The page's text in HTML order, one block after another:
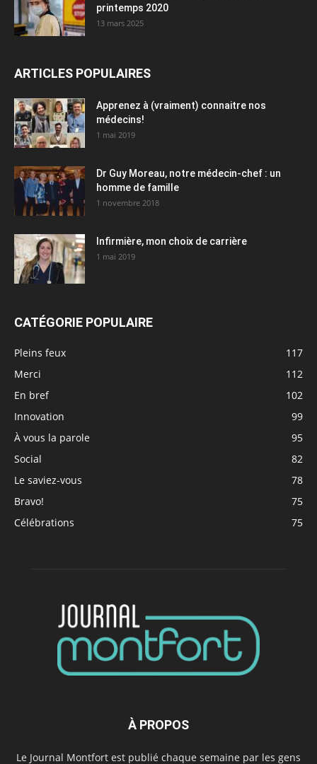
printemps 2020
13 mars 2025
ARTICLES POPULAIRES
Apprenez à (vraiment) connaitre nos
médecins!
1 mai 2019
Dr Guy Moreau, notre médecin-chef : un
homme de famille
1 novembre 2018
Infirmière, mon choix de carrière
1 mai 2019
CATÉGORIE POPULAIRE
Pleins feux
117
Merci
112
En bref
102
Innovation
99
À vous la parole
95
Social
82
Le saviez-vous
78
Bravo!
75
Célébrations
75
À PROPOS
Le Journal Montfort est publié chaque semaine par les gens